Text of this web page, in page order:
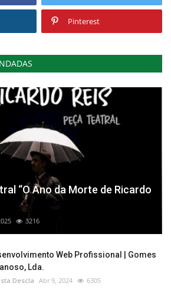
Pinterest
“O Ano da Morte de Ricardo
3216
Web Profissional | Gomes
Lda.
Descla Abr 9, 2024 6305